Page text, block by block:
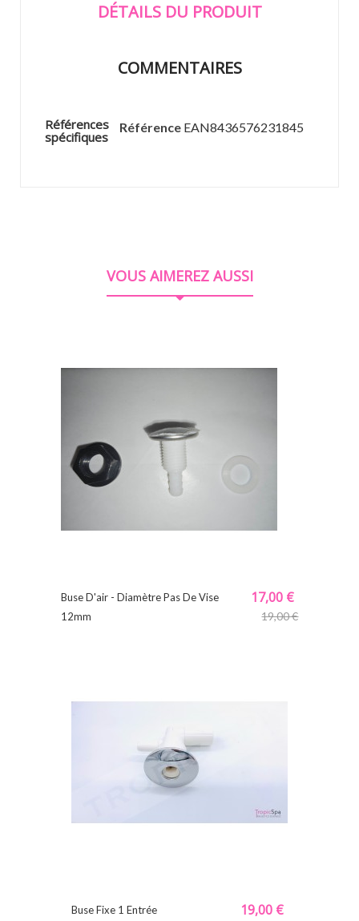
DÉTAILS DU PRODUIT
COMMENTAIRES
Référence EAN8436576231845
Références
spécifiques
VOUS AIMEREZ AUSSI
Buse D'air - Diamètre Pas De Vise
12mm
17,00 €
19,00 €
Buse Fixe 1 Entrée 19,00 €